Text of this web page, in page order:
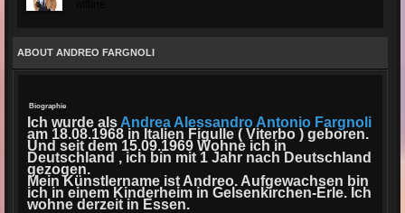
ABOUT ANDREO FARGNOLI
Biographie
Ich wurde als Andrea Alessandro Antonio Fargnoli
am 18.08.1968 in Italien Figulle ( Viterbo ) geboren.
Und seit dem 15.09.1969 Wohne ich in
Deutschland , ich bin mit 1 Jahr nach Deutschland
gezogen.
Mein Künstlername ist Andreo. Aufgewachsen bin
ich in einem Kinderheim in Gelsenkirchen-Erle. Ich
wohne derzeit in Essen.